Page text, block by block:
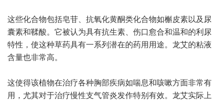
这些化合物包括皂苷、抗氧化黄酮类化合物如槲皮素以及尿
囊素和鞣酸。它被认为具有抗生素、伤口愈合和温和的利尿
特性，使这种草药具有一系列潜在的药用用途。龙艾的粘液
含量也非常高。
这使得该植物在治疗各种胸部疾病如喘息和咳嗽方面非常有
用，尤其对于治疗慢性支气管炎发作特别有效。龙艾实际上